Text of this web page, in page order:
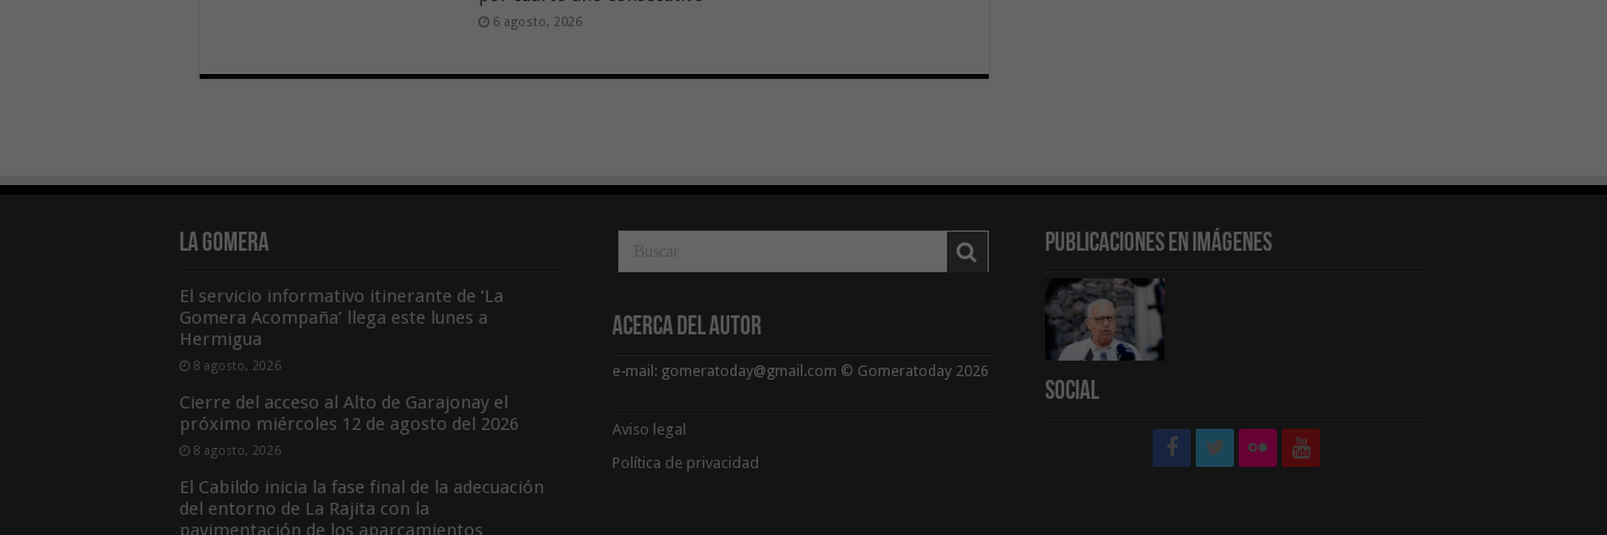
6 agosto, 2026
La Gomera
El servicio informativo itinerante de ‘La
Gomera Acompaña’ llega este lunes a
Hermigua
8 agosto, 2026
Cierre del acceso al Alto de Garajonay el
próximo miércoles 12 de agosto del 2026
8 agosto, 2026
El Cabildo inicia la fase final de la adecuación
del entorno de La Rajita con la
pavimentación de los aparcamientos
Acerca del Autor
e-mail: gomeratoday@gmail.com © Gomeratoday 2026
Aviso legal
Política de privacidad
Publicaciones en Imágenes
Social